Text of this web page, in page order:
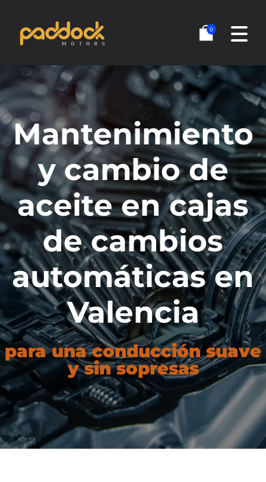
0
Añade aquí tu texto
de cabecera
Mantenimiento
y cambio de
aceite en cajas
de cambios
automáticas en
Valencia
para una conducción suave
y sin sopresas